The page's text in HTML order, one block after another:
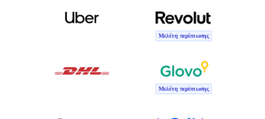
Μελέτη περίπτωσης
Μελέτη περίπτωσης